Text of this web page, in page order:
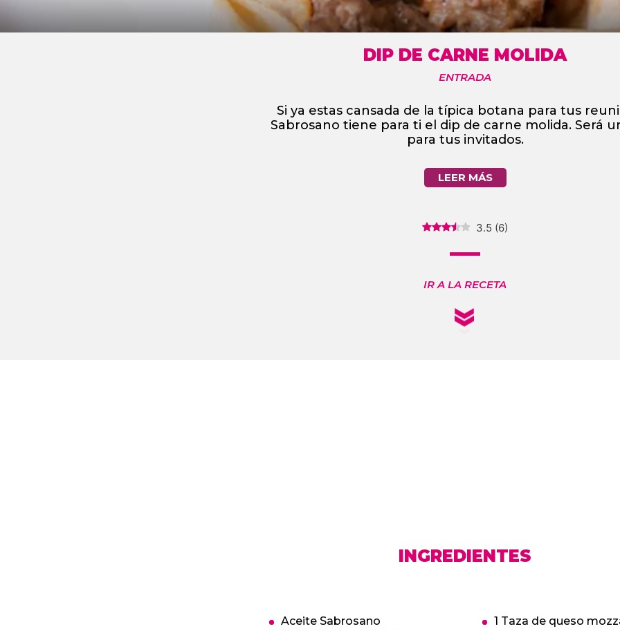
DIP DE CARNE MOLIDA
ENTRADA
Si ya estas cansada de la típica botana para tus
Sabrosano tiene para ti el dip de carne molida. Será
para tus invitados.
LEER MÁS
3.5 (6)
IR A LA RECETA
INGREDIENTES
Aceite Sabrosano
1 Taza de queso